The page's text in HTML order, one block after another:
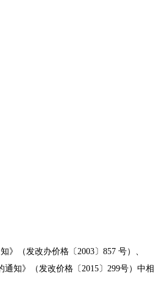
》（发改办价格〔2003〕857 号）、
知》（发改价格〔2015〕299号）中相